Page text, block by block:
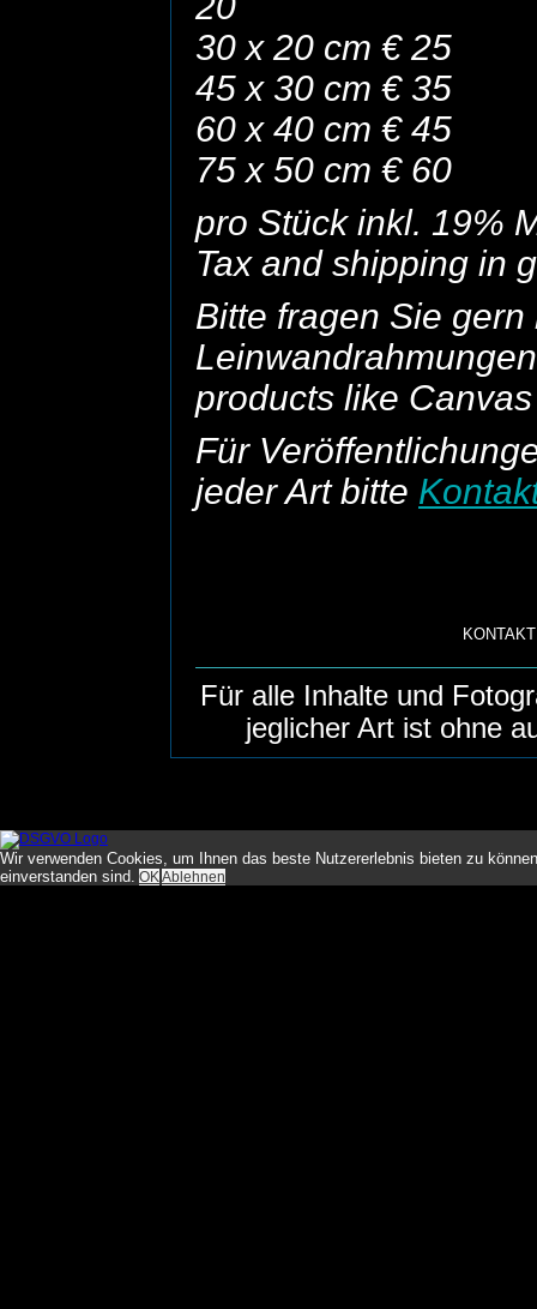
30 x 20 cm € 25
45 x 30 cm € 35
60 x 40 cm € 45
75 x 50 cm € 60
pro Stück inkl. 19%
Tax and shipping in
Bitte fragen Sie
products like
Für
jeder Art bitte
KONTAKT
Für alle Inhalte und
jeglicher Art ist ohne
Wir verwenden Cookies, um Ihnen das beste Nutzererlebnis bieten zu
einverstanden sind. OKAblehnen